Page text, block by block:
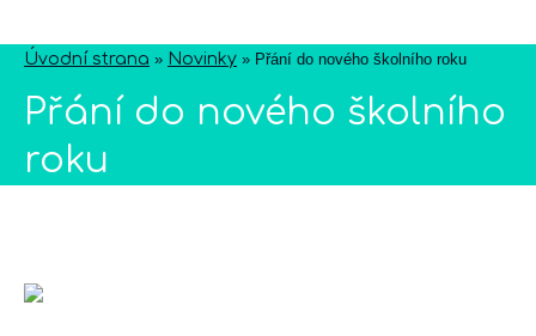
Úvodní strana » Novinky » Přání do nového školního roku
Přání do nového školního
roku